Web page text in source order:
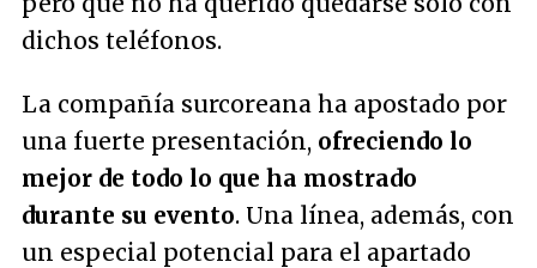
dichos teléfonos.
La compañía surcoreana ha apostado por
una fuerte presentación, ofreciendo lo
mejor de todo lo que ha mostrado
durante su evento. Una línea, además, con
un especial potencial para el apartado